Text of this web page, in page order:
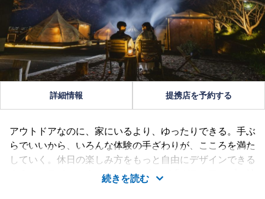
詳細情報 提携店を予約する
アウトドアなのに、家にいるより、ゆったりできる。手ぶ
らでいいから、いろんな体験の手ざわりが、こころを満た
していく。休日の楽しみ方をもっと自由にデザインできる
ように、ライフスタイルグランピング「グランアップル神
戸三田」は生まれました。外で味わうBBQ。焚き火を眺め
続きを読む